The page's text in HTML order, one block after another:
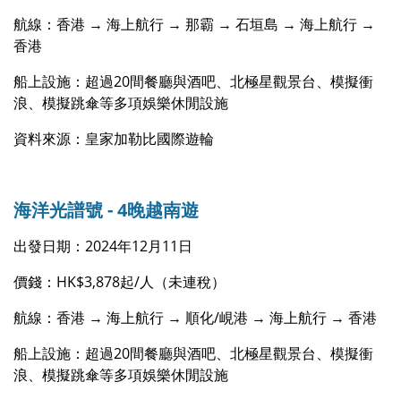
航線：香港 → 海上航行 → 那霸 → 石垣島 → 海上航行 →
香港
船上設施：超過20間餐廳與酒吧、北極星觀景台、模擬衝
浪、模擬跳傘等多項娛樂休閒設施
資料來源：皇家加勒比國際遊輪
海洋光譜號 - 4晚越南遊
出發日期：2024年12月11日
價錢：HK$3,878起/人（未連稅）
航線：香港 → 海上航行 → 順化/峴港 → 海上航行 → 香港
船上設施：超過20間餐廳與酒吧、北極星觀景台、模擬衝
浪、模擬跳傘等多項娛樂休閒設施